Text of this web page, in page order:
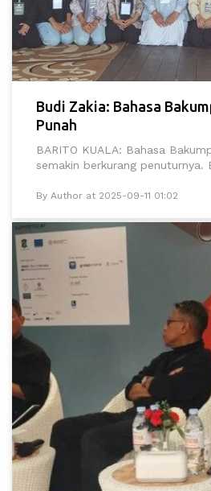
Budi Zakia: Bahasa
Punah
BARITO KUALA: Bahasa
semakin berkurang penuturnya.
By Author at 2025-09-11 01:02